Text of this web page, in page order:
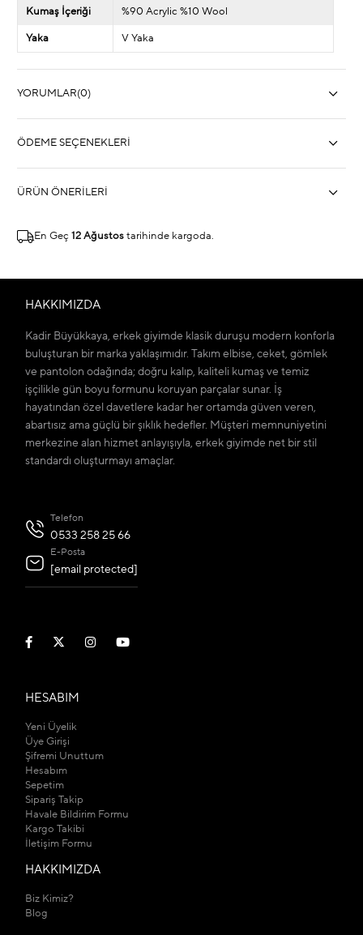
Kumaş İçeriği %90 Acrylic %10 Wool
Yaka V Yaka
YORUMLAR(0)
ÖDEME SEÇENEKLERI
ÜRÜN ÖNERILERI
En Geç 12 Ağustos tarihinde kargoda.
HAKKIMIZDA
Kadir Büyükkaya, erkek giyimde klasik duruşu modern konforla
buluşturan bir marka yaklaşımıdır. Takım elbise, ceket, gömlek
ve pantolon odağında; doğru kalıp, kaliteli kumaş ve temiz
işçilikle gün boyu formunu koruyan parçalar sunar. İş
hayatından özel davetlere kadar her ortamda güven veren,
abartısız ama güçlü bir şıklık hedefler. Müşteri memnuniyetini
merkezine alan hizmet anlayışıyla, erkek giyimde net bir stil
standardı oluşturmayı amaçlar.
Telefon
0533 258 25 66
E-Posta
[email protected]
HESABIM
Yeni Üyelik
Üye Girişi
Şifremi Unuttum
Hesabım
Sepetim
Sipariş Takip
Havale Bildirim Formu
Kargo Takibi
İletişim Formu
HAKKIMIZDA
Biz Kimiz?
Blog